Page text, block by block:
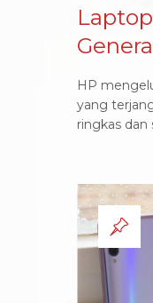
HP
yang
ringkas dan